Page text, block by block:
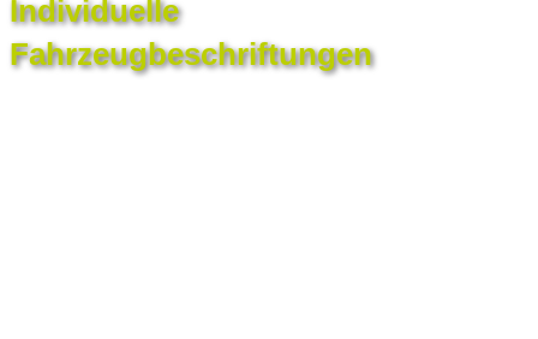
Individuelle
Fahrzeugbeschriftungen